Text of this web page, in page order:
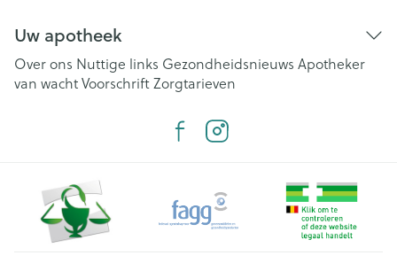
Uw apotheek
Over ons Nuttige links Gezondheidsnieuws Apotheker
van wachtVoorschriftZorgtarieven